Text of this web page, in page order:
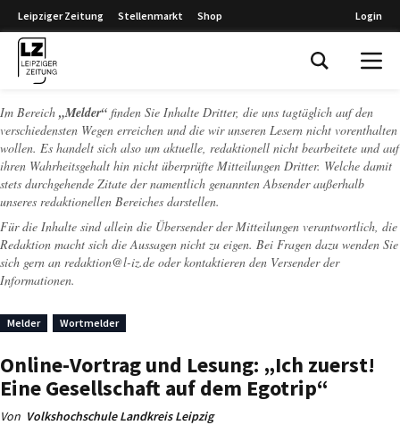
Leipziger Zeitung Stellenmarkt Shop Login
Im Bereich „Melder“ finden Sie Inhalte Dritter, die uns tagtäglich auf den
verschiedensten Wegen erreichen und die wir unseren Lesern nicht vorenthalten
wollen. Es handelt sich also um aktuelle, redaktionell nicht bearbeitete und auf
ihren Wahrheitsgehalt hin nicht überprüfte Mitteilungen Dritter. Welche damit
stets durchgehende Zitate der namentlich genannten Absender außerhalb
unseres redaktionellen Bereiches darstellen.
Für die Inhalte sind allein die Übersender der Mitteilungen verantwortlich, die
Redaktion macht sich die Aussagen nicht zu eigen. Bei Fragen dazu wenden Sie
sich gern an redaktion@l-iz.de oder kontaktieren den Versender der
Informationen.
Melder Wortmelder
Online-Vortrag und Lesung: „Ich zuerst!
Eine Gesellschaft auf dem Egotrip“
Von Volkshochschule Landkreis Leipzig